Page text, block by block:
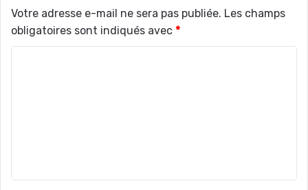
Votre adresse e-mail ne sera pas publiée. Les champs
obligatoires sont indiqués avec *
t